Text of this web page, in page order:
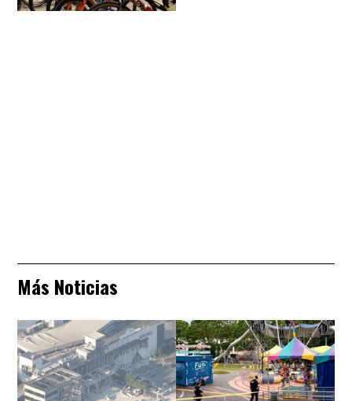
Más Noticias